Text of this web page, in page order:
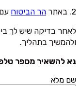
2. באתר
הר הביטוח
לאחר בדיקה שיש לך
ולהמשיך בתהליך.
נא להשאיר מספר
שם מלא